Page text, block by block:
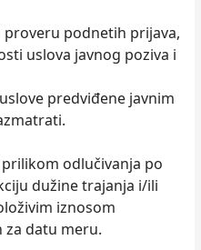
proveru podnetih prijava,
uslova javnog poziva i
predviđene javnim
odlučivanja po
dužine trajanja i/ili
iznosom
za datu meru.